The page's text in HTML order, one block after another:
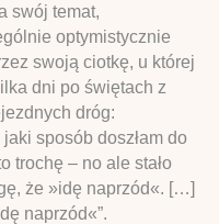
swój temat,
optymistycznie
swoją ciotkę, u której
dni po świętach z
dróg:
sposób doszłam do
trochę – no ale stało
że »idę naprzód«. […]
naprzód«”.